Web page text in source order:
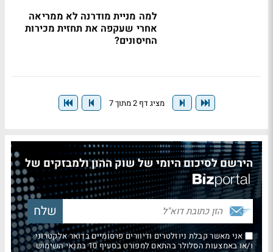
למה מניית מודרנה לא ממריאה
אחרי שעקפה את תחזית מכירות
החיסונים?
מציג דף 2 מתוך 7
הירשם לסיכום היומי של שוק ההון ולמבזקים של
אני מאשר קבלת ניוזלטרים ודיוורים פרסומיים בדואר אלקטרוני
ו/או באמצעות הסלולר בהתאם למפורט בסעיף 10 בתנאי השימוש